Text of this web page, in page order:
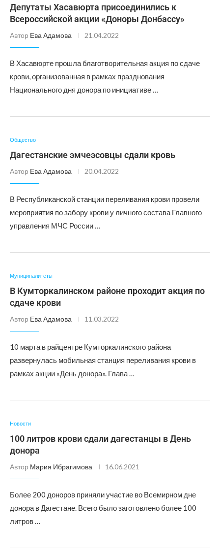
Депутаты Хасавюрта присоединились к
Всероссийской акции «Доноры Донбассу»
Автор Ева Адамова 21.04.2022
В Хасавюрте прошла благотворительная акция по сдаче
крови, организованная в рамках празднования
Национального дня донора по инициативе …
Общество
Дагестанские эмчеэсовцы сдали кровь
Автор Ева Адамова 20.04.2022
В Республиканской станции переливания крови провели
мероприятия по забору крови у личного состава Главного
управления МЧС России …
Муниципалитеты
В Кумторкалинском районе проходит акция по
сдаче крови
Автор Ева Адамова 11.03.2022
10 марта в райцентре Кумторкалинского района
развернулась мобильная станция переливания крови в
рамках акции «День донора». Глава …
Новости
100 литров крови сдали дагестанцы в День
донора
Автор Мария Ибрагимова 16.06.2021
Более 200 доноров приняли участие во Всемирном дне
донора в Дагестане. Всего было заготовлено более 100
литров …